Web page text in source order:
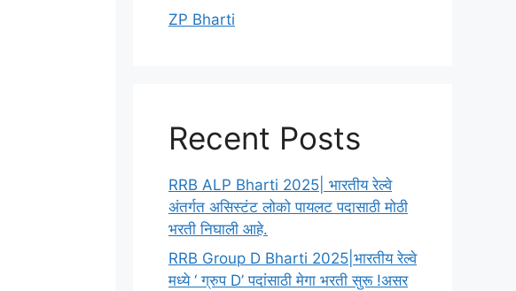
ZP Bharti
Recent Posts
RRB ALP Bharti 2025| भारतीय रेल्वे
अंतर्गत असिस्टंट लोको पायलट पदासाठी मोठी
भरती निघाली आहे.
RRB Group D Bharti 2025|भारतीय रेल्वे
मध्ये ‘ ग्रुप D’ पदांसाठी मेगा भरती सुरू !असर